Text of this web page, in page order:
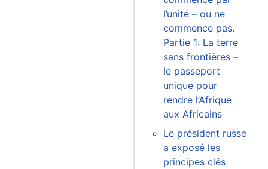
l’unité – ou ne
commence pas.
Partie 1: La terre
sans frontières –
le passeport
unique pour
rendre l’Afrique
aux Africains
Le président russe
a exposé les
principes clés